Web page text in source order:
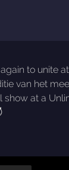
again to unite
van het
show at a